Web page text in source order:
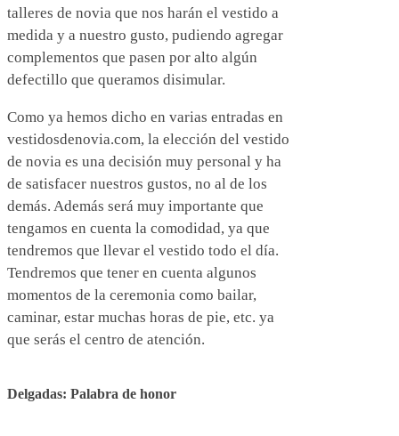
talleres de novia que nos harán el vestido a
medida y a nuestro gusto, pudiendo agregar
complementos que pasen por alto algún
defectillo que queramos disimular.
Como ya hemos dicho en varias entradas en
vestidosdenovia.com, la elección del vestido
de novia es una decisión muy personal y ha
de satisfacer nuestros gustos, no al de los
demás. Además será muy importante que
tengamos en cuenta la comodidad, ya que
tendremos que llevar el vestido todo el día.
Tendremos que tener en cuenta algunos
momentos de la ceremonia como bailar,
caminar, estar muchas horas de pie, etc. ya
que serás el centro de atención.
Delgadas: Palabra de honor